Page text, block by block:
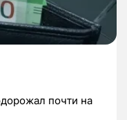
почти на